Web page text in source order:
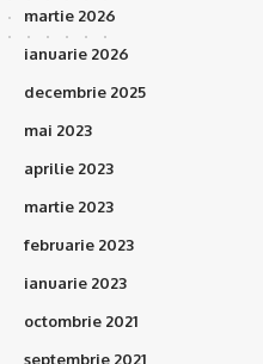
martie 2026
ianuarie 2026
decembrie 2025
mai 2023
aprilie 2023
martie 2023
februarie 2023
ianuarie 2023
octombrie 2021
septembrie 2021